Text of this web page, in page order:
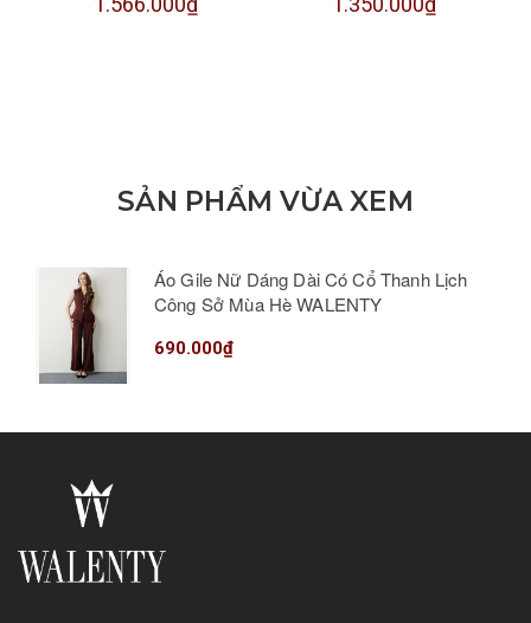
SẢN PHẨM VỪA XEM
Áo Gile Nữ Dáng Dài Có Cổ Thanh Lịch
Công Sở Mùa Hè WALENTY
690.000₫